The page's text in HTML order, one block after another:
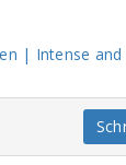
| Intense